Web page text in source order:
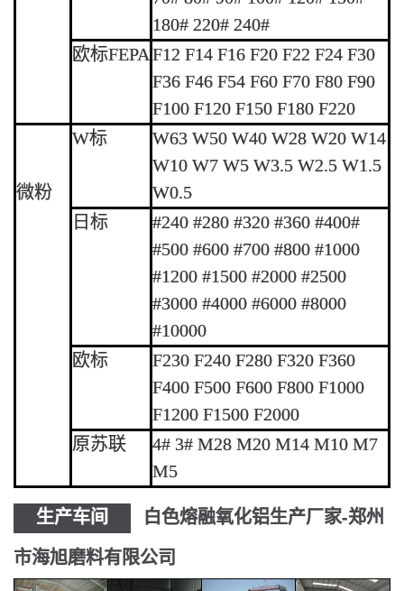
180# 220# 240#
欧标FEPAF12 F14 F16 F20 F22 F24 F30
F36 F46 F54 F60 F70 F80 F90
F100 F120 F150 F180 F220
微粉
W标
W63 W50 W40 W28 W20 W14
W10 W7 W5 W3.5 W2.5 W1.5
W0.5
日标
#240 #280 #320 #360 #400#
#500 #600 #700 #800 #1000
#1200 #1500 #2000 #2500
#3000 #4000 #6000 #8000
#10000
欧标
F230 F240 F280 F320 F360
F400 F500 F600 F800 F1000
F1200 F1500 F2000
原苏联
4# 3# M28 M20 M14 M10 M7
M5
生产车间 白色熔融氧化铝生产厂家-郑州
市海旭磨料有限公司